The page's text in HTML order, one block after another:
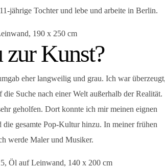
jährige Tochter und lebe und arbeite in Berlin.
190 x 250 cm
zur Kunst?
eher langweilig und grau. Ich war
Suche nach einer Welt außerhalb der Realität.
geholfen. Dort konnte ich mir meinen eignen
gesamte Pop-Kultur hinzu. In meiner frühen
werde Maler und Musiker.
Öl auf Leinwand, 140 x 200 cm